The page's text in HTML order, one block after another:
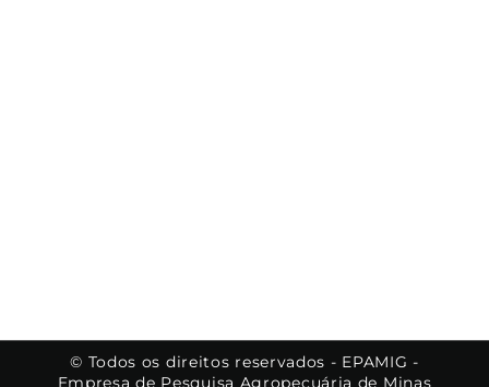
© Todos os direitos reservados - EPAMIG -
Empresa de Pesquisa Agropecuária de Minas